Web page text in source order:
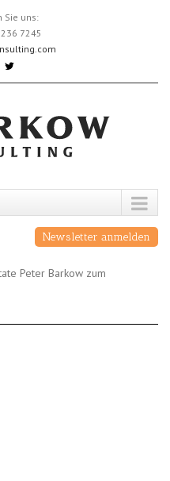
Sie uns:
7245
Newsletter anmelden
Peter Barkow zum